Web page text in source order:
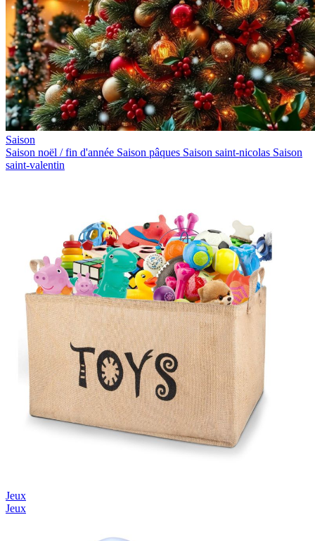
Saison
Saison noël / fin d'année Saison pâques Saison saint-nicolas Saison
saint-valentin
Jeux
Jeux